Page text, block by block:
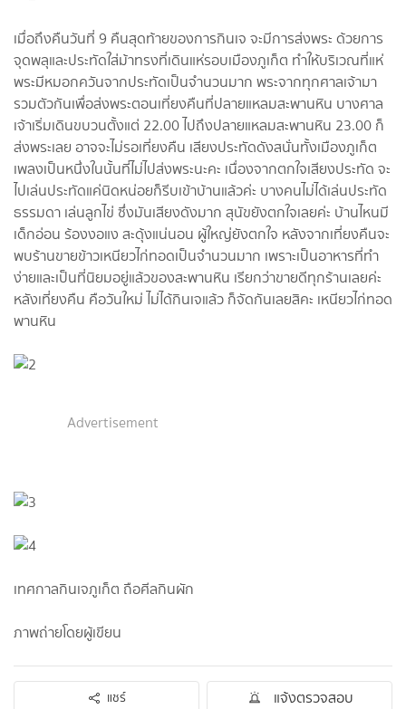
เมื่อถึงคืนวันที่ 9 คืนสุดท้ายของการกินเจ จะมีการส่งพระ ด้วยการ
จุดพลุและประทัดใส่ม้าทรงที่เดินแห่รอบเมืองภูเก็ต ทำให้บริเวณที่แห่
พระมีหมอกควันจากประทัดเป็นจำนวนมาก พระจากทุกศาลเจ้ามา
รวมตัวกันเพื่อส่งพระตอนเที่ยงคืนที่ปลายแหลมสะพานหิน บางศาล
เจ้าเริ่มเดินขบวนตั้งแต่ 22.00 ไปถึงปลายแหลมสะพานหิน 23.00 ก็
ส่งพระเลย อาจจะไม่รอเที่ยงคืน เสียงประทัดดังสนั่นทั้งเมืองภูเก็ต
เพลงเป็นหนึ่งในนั้นที่ไม่ไปส่งพระนะคะ เนื่องจากตกใจเสียงประทัด จะ
ไปเล่นประทัดแค่นิดหน่อยก็รีบเข้าบ้านแล้วค่ะ บางคนไม่ได้เล่นประทัด
ธรรมดา เล่นลูกไข่ ซึ่งมันเสียงดังมาก สุนัขยังตกใจเลยค่ะ บ้านไหนมี
เด็กอ่อน ร้องงอแง สะดุ้งแน่นอน ผู้ใหญ่ยังตกใจ หลังจากเที่ยงคืนจะ
พบร้านขายข้าวเหนียวไก่ทอดเป็นจำนวนมาก เพราะเป็นอาหารที่ทำ
ง่ายและเป็นที่นิยมอยู่แล้วของสะพานหิน เรียกว่าขายดีทุกร้านเลยค่ะ
หลังเที่ยงคืน คือวันใหม่ ไม่ได้กินเจแล้ว ก็จัดกันเลยสิคะ เหนียวไก่ทอด
พานหิน
Advertisement
เทศกาลกินเจภูเก็ต ถือศีลกินผัก
ภาพถ่ายโดยผู้เขียน
แชร์ แจ้งตรวจสอบ